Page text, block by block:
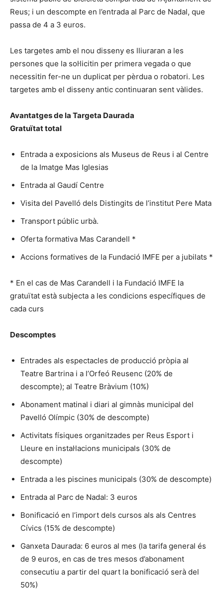
Reus; i un descompte en l’entrada al Parc de Nadal, que
passa de 4 a 3 euros.
Les targetes amb el nou disseny es lliuraran a les
persones que la sol·licitin per primera vegada o que
necessitin fer-ne un duplicat per pèrdua o robatori. Les
targetes amb el disseny antic continuaran sent vàlides.
Avantatges de la Targeta Daurada
Gratuïtat total
Entrada a exposicions als Museus de Reus i al Centre
de la Imatge Mas Iglesias
Entrada al Gaudí Centre
Visita del Pavelló dels Distingits de l’institut Pere Mata
Transport públic urbà.
Oferta formativa Mas Carandell *
Accions formatives de la Fundació IMFE per a jubilats *
* En el cas de Mas Carandell i la Fundació IMFE la
gratuïtat està subjecta a les condicions específiques de
cada curs
Descomptes
Entrades als espectacles de producció pròpia al
Teatre Bartrina i a l’Orfeó Reusenc (20% de
descompte); al Teatre Bràvium (10%)
Abonament matinal i diari al gimnàs municipal del
Pavelló Olímpic (30% de descompte)
Activitats físiques organitzades per Reus Esport i
Lleure en instal·lacions municipals (30% de
descompte)
Entrada a les piscines municipals (30% de descompte)
Entrada al Parc de Nadal: 3 euros
Bonificació en l’import dels cursos als als Centres
Cívics (15% de descompte)
Ganxeta Daurada: 6 euros al mes (la tarifa general és
de 9 euros, en cas de tres mesos d’abonament
consecutiu a partir del quart la bonificació serà del
50%)